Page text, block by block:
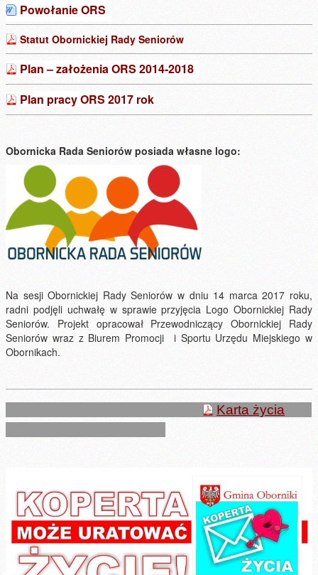
Powołanie ORS
Statut Obornickiej Rady Seniorów
Plan – założenia ORS 2014-2018
Plan pracy ORS 2017 rok
Obornicka Rada Seniorów posiada własne logo:
Na sesji Obornickiej Rady Seniorów w dniu 14 marca 2017 roku,
radni podjęli uchwałę w sprawie przyjęcia Logo Obornickiej Rady
Seniorów. Projekt opracował Przewodniczący Obornickiej Rady
Seniorów wraz z Biurem Promocji i Sportu Urzędu Miejskiego w
Obornikach.
Karta życia